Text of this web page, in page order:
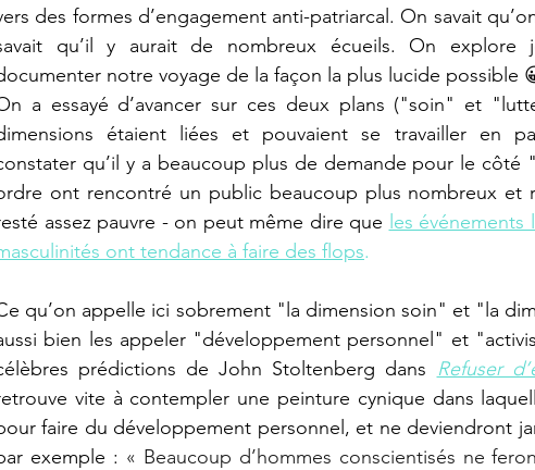
des formes d’engagement anti-patriarcal. On savait
qu’il y aurait de nombreux écueils. On explore
notre voyage de la façon la plus lucide possible
a essayé d’avancer sur ces deux plans ("soin" et
étaient liées et pouvaient se travailler en
qu’il y a beaucoup plus de demande pour le côté
ont rencontré un public beaucoup plus nombreux et
assez pauvre - on peut même dire que les
ont tendance à faire des flops.
qu’on appelle ici sobrement "la dimension soin" et "la
bien les appeler "développement personnel" et
prédictions de John Stoltenberg dans Refuser
vite à contempler une peinture cynique dans
faire du développement personnel, et ne deviendront
exemple : « Beaucoup d’hommes conscientisés ne